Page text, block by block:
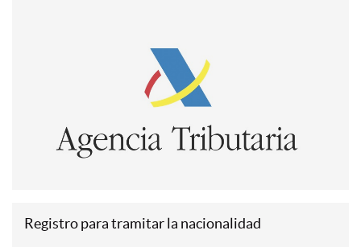
Registro para tramitar la nacionalidad